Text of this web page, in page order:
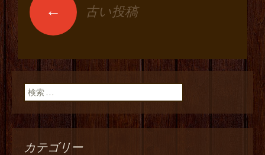
投稿ナビゲーショ
ン
← 古い投稿
検索:
カテゴリー